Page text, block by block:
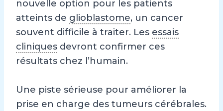
nouvelle option pour les patients
atteints de glioblastome, un cancer
souvent difficile à traiter. Les essais
cliniques devront confirmer ces
résultats chez l’humain.
Une piste sérieuse pour améliorer la
prise en charge des tumeurs cérébrales.